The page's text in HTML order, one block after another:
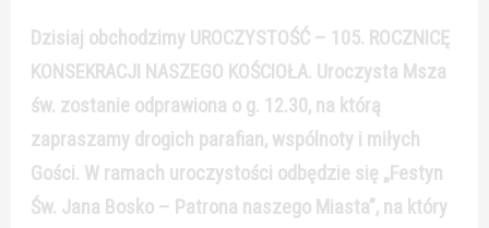
Dzisiaj obchodzimy UROCZYSTOŚĆ – 105. ROCZNICĘ
KONSEKRACJI NASZEGO KOŚCIOŁA. Uroczysta Msza
św. zostanie odprawiona o g. 12.30, na którą
zapraszamy drogich parafian, wspólnoty i miłych
Gości. W ramach uroczystości odbędzie się „Festyn
Św. Jana Bosko – Patrona naszego Miasta”, na który